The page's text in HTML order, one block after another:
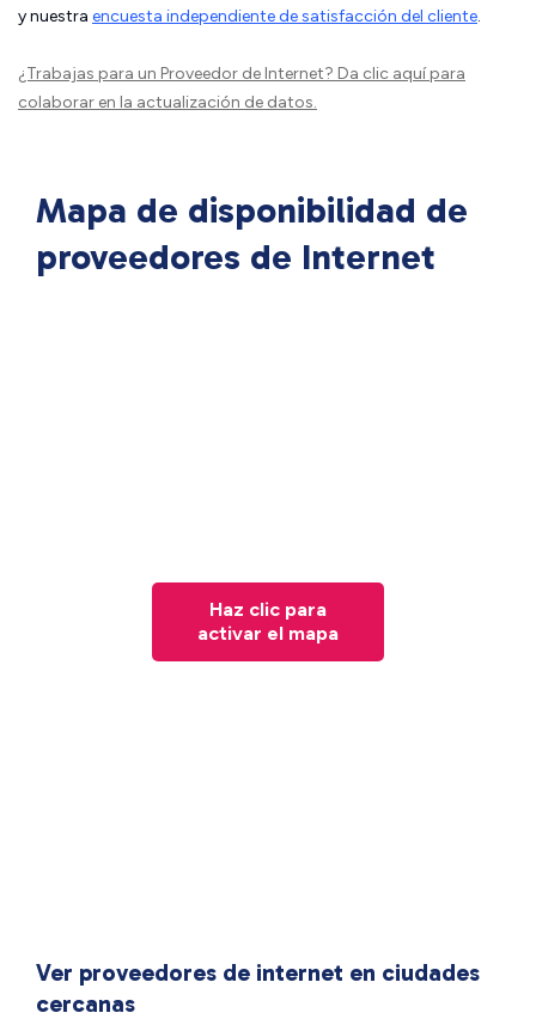
y nuestra encuesta independiente de satisfacción del cliente.
¿Trabajas para un Proveedor de Internet? Da clic aquípara
colaborar en la actualización de datos.
Mapa de disponibilidad de
proveedores de Internet
Haz clic para
activar el mapa
Ver proveedores de internet en ciudades
cercanas